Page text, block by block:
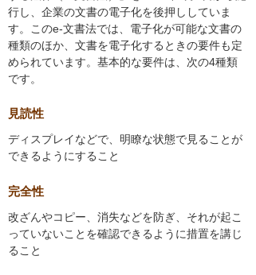
行し、企業の文書の電子化を後押ししていま
す。このe-文書法では、電子化が可能な文書の
種類のほか、文書を電子化するときの要件も定
められています。基本的な要件は、次の4種類
です。
見読性
ディスプレイなどで、明瞭な状態で見ることが
できるようにすること
完全性
改ざんやコピー、消失などを防ぎ、それが起こ
っていないことを確認できるように措置を講じ
ること